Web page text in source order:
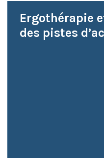
Ergothérapie
des pistes